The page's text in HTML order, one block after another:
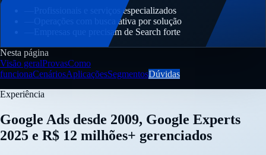
Profissionais e serviços especializados
Operações com busca ativa por solução
Empresas que precisam de Search forte
Nesta página
Visão geralProvasComo
funcionaCenáriosAplicaçõesSegmentosDúvidas
Experiência
Google Ads desde 2009, Google Experts
2025 e R$ 12 milhões+ gerenciados